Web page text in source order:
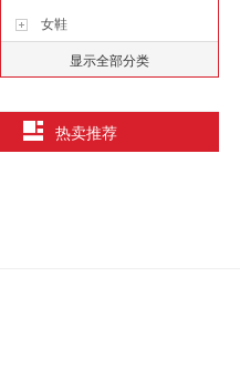
女鞋
显示全部分类
热卖推荐